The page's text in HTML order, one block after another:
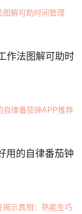
作法图解可助时
用的自律番茄钟